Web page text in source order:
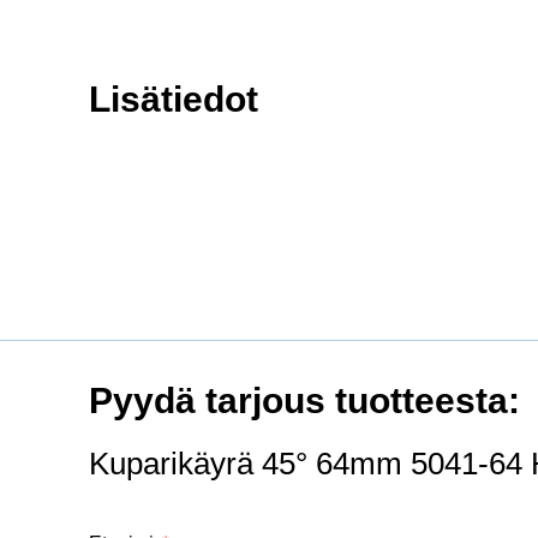
Lisätiedot
Pyydä tarjous tuotteesta:
Kuparikäyrä 45° 64mm 5041-64